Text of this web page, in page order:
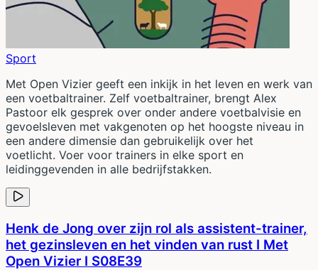
Sport
Met Open Vizier geeft een inkijk in het leven en werk van
een voetbaltrainer. Zelf voetbaltrainer, brengt Alex
Pastoor elk gesprek over onder andere voetbalvisie en
gevoelsleven met vakgenoten op het hoogste niveau in
een andere dimensie dan gebruikelijk over het
voetlicht. Voer voor trainers in elke sport en
leidinggevenden in alle bedrijfstakken.
Henk de Jong over zijn rol als assistent-trainer,
het gezinsleven en het vinden van rust I Met
Open Vizier I S08E39